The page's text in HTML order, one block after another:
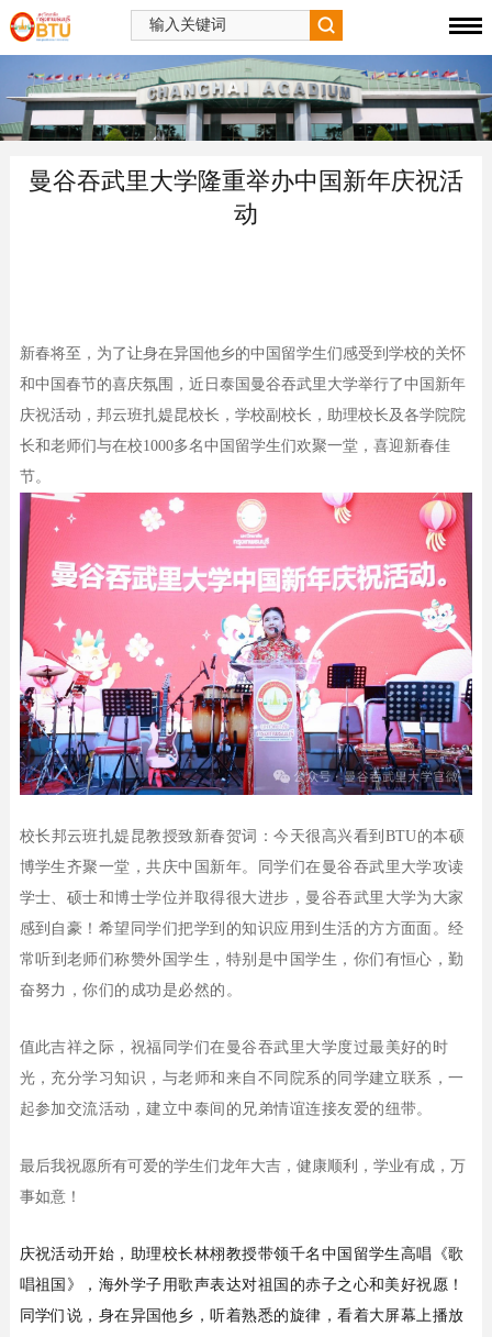
曼谷吞武里大学隆重举办中国新年庆祝活
动
新春将至，为了让身在异国他乡的中国留学生们感受到学校的关怀
和中国春节的喜庆氛围，近日泰国曼谷吞武里大学举行了中国新年
庆祝活动，邦云班扎媞昆校长，学校副校长，助理校长及各学院院
长和老师们与在校1000多名中国留学生们欢聚一堂，喜迎新春佳
节。
校长邦云班扎媞昆教授致新春贺词：今天很高兴看到 BTU的本硕
博学生齐聚一堂，共庆中国新年。
同学们在曼谷吞武里大学攻读
学士、硕士和博士学位并取得很大进步 ， 曼谷吞武里大学为大家
感到自豪！ 希望同学们把学到的知识应用到生活的方方面面。经
常听到老师们称赞外国学生，特别是中国学生，你们有恒心，勤
奋努力，你们 的成功是必然的。
值此吉祥之际， 祝福同学们在曼谷吞武里大学度过最美好的时
光，充分学习知识，与老师和来自不同院系的同学建立联系，一
起参加交流活动 ，建立中泰间的兄弟情谊连接友爱的纽带。
最后我祝愿所有可爱的学生们龙年大吉，健康顺利，学业有成，万
事如意！
庆祝活动开始，助理校长林栩教授带领千名中国留学生高唱《歌
唱祖国》，海外学子用歌声表达对祖国的赤子之心和美好祝愿！
同学们说，身在异国他乡，听着熟悉的旋律，看着大屏幕上播放